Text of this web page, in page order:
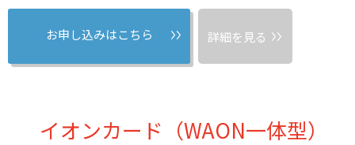
お申し込みはこちら 詳細を見る
イオンカード（WAON一体型）